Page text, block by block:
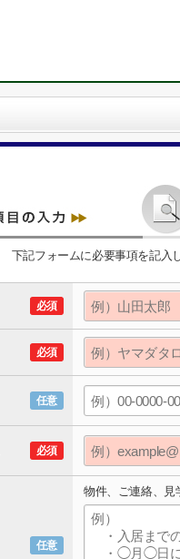
下記フォームに必要事項を記入
必須
必須
任意
必須
任意
物件、ご連絡、見